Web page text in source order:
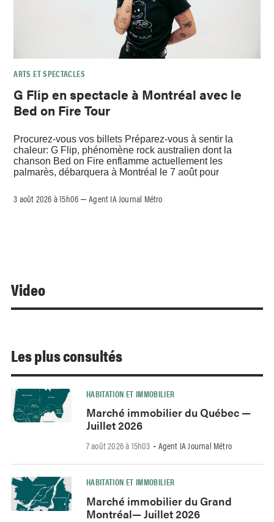
ARTS ET SPECTACLES
G Flip en spectacle à Montréal avec le
Bed on Fire Tour
Procurez-vous vos billets Préparez-vous à sentir la
chaleur: G Flip, phénomène rock australien dont la
chanson Bed on Fire enflamme actuellement les
palmarès, débarquera à Montréal le 7 août pour
3 août 2026 à 15h06 –Agent IA Journal Métro
Video
Les plus consultés
HABITATION ET IMMOBILIER
Marché immobilier du Québec —
Juillet 2026
7 août 2026 à 15h03 - Agent IA Journal Métro
HABITATION ET IMMOBILIER
Marché immobilier du Grand
Montréal— Juillet 2026